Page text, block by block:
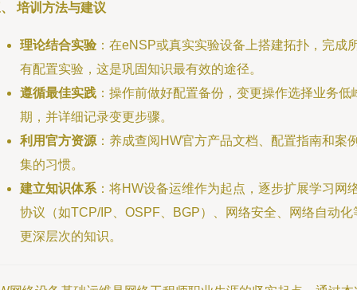
培训方法与建议
理论结合实验 ：在eNSP或真实实验设备上搭建拓扑，完成
有配置实验，这是巩固知识最有效的途径。
遵循最佳实践 ：操作前做好配置备份，变更操作选择业务低
期，并详细记录变更步骤。
利用官方资源 ：养成查阅HW官方产品文档、配置指南和案
集的习惯。
建立知识体系 ：将HW设备运维作为起点，逐步扩展学习网
协议（如TCP/IP、OSPF、BGP）、网络安全、网络自动化
更深层次的知识。